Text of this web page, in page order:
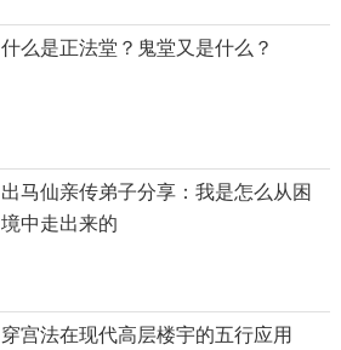
什么是正法堂？鬼堂又是什么？
出马仙亲传弟子分享：我是怎么从困
境中走出来的
穿宫法在现代高层楼宇的五行应用